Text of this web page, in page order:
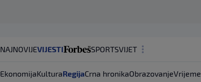
NAJNOVIJEVIJESTI SPORTSVIJET
EkonomijaKulturaRegijaCrna hronikaObrazovanjeVrijeme